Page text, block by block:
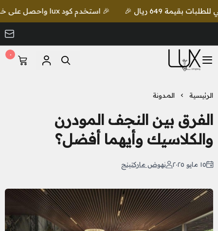
🎉 استخدم كود lux واحصل على خصم إضافي مع شحن مجاني للطلبات بقيمة 649 ريال 🎉
LUX Lighting
٠
الرئيسية المدونة
الفرق بين النجف المودرن
والكلاسيك وأيهما أفضل؟
١٥ مايو ٢٠٢٥ نهوض ماركتينج